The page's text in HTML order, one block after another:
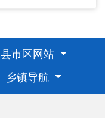
县市区网站
乡镇导航